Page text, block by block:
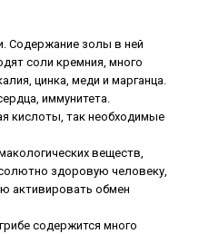
Содержание золы в ней
соли кремния, много
цинка, меди и марганца.
иммунитета.
кислоты, так необходимые
веществ,
здоровую человеку,
активировать обмен
содержится много